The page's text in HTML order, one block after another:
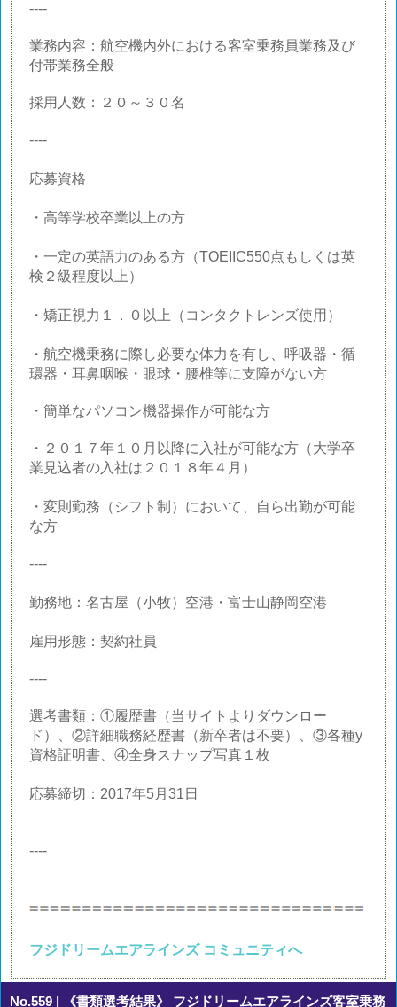
----
業務内容：航空機内外における客室乗務員業務及び
付帯業務全般
採用人数：２０～３０名
----
応募資格
・高等学校卒業以上の方
・一定の英語力のある方（TOEIIC550点もしくは英
検２級程度以上）
・矯正視力１．０以上（コンタクトレンズ使用）
・航空機乗務に際し必要な体力を有し、呼吸器・循
環器・耳鼻咽喉・眼球・腰椎等に支障がない方
・簡単なパソコン機器操作が可能な方
・２０１７年１０月以降に入社が可能な方（大学卒
業見込者の入社は２０１８年４月）
・変則勤務（シフト制）において、自ら出勤が可能
な方
----
勤務地：名古屋（小牧）空港・富士山静岡空港
雇用形態：契約社員
----
選考書類：①履歴書（当サイトよりダウンロー
ド）、②詳細職務経歴書（新卒者は不要）、③各種y
資格証明書、④全身スナップ写真１枚
応募締切：2017年5月31日
----
フジドリームエアラインズ コミュニティへ
No.559 | 《書類選考結果》 フジドリームエアラインズ客室乗務